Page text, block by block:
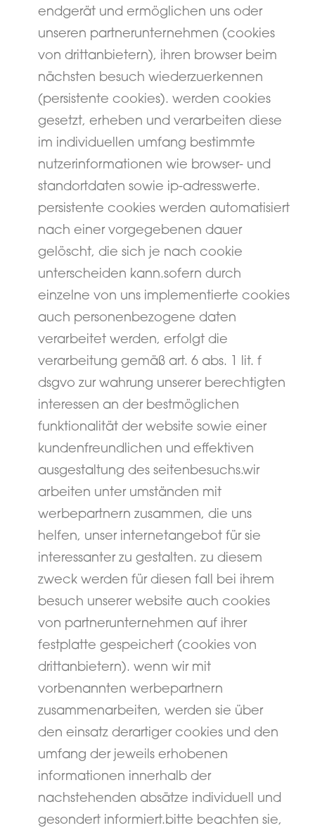
endgerät und ermöglichen uns oder
unseren partnerunternehmen (cookies
von drittanbietern), ihren browser beim
nächsten besuch wiederzuerkennen
(persistente cookies). werden cookies
gesetzt, erheben und verarbeiten diese
im individuellen umfang bestimmte
nutzerinformationen wie browser- und
standortdaten sowie ip-adresswerte.
persistente cookies werden automatisiert
nach einer vorgegebenen dauer
gelöscht, die sich je nach cookie
unterscheiden kann.sofern durch
einzelne von uns implementierte cookies
auch personenbezogene daten
verarbeitet werden, erfolgt die
verarbeitung gemäß art. 6 abs. 1 lit. f
dsgvo zur wahrung unserer berechtigten
interessen an der bestmöglichen
funktionalität der website sowie einer
kundenfreundlichen und effektiven
ausgestaltung des seitenbesuchs.wir
arbeiten unter umständen mit
werbepartnern zusammen, die uns
helfen, unser internetangebot für sie
interessanter zu gestalten. zu diesem
zweck werden für diesen fall bei ihrem
besuch unserer website auch cookies
von partnerunternehmen auf ihrer
festplatte gespeichert (cookies von
drittanbietern). wenn wir mit
vorbenannten werbepartnern
zusammenarbeiten, werden sie über
den einsatz derartiger cookies und den
umfang der jeweils erhobenen
informationen innerhalb der
nachstehenden absätze individuell und
gesondert informiert.bitte beachten sie,